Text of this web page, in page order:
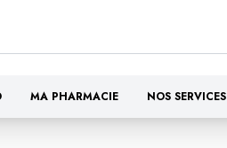
MA PHARMACIE NOS SERVICES